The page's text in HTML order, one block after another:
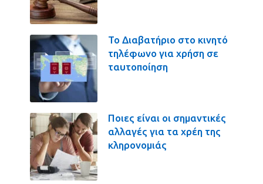
Το Διαβατήριο στο κινητό
τηλέφωνο για χρήση σε
ταυτοποίηση
Ποιες είναι οι σημαντικές
αλλαγές για τα χρέη της
κληρονομιάς